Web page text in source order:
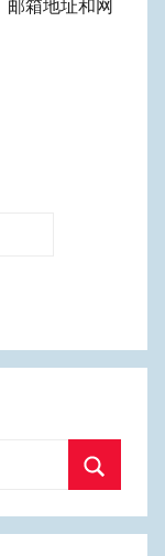
邮箱地址和网
索